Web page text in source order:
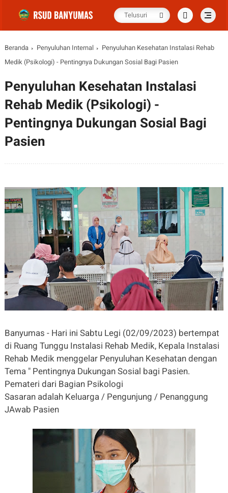
Beranda Penyuluhan Internal
Penyuluhan Kesehatan Instalasi Rehab
Medik (Psikologi) - Pentingnya Dukungan Sosial Bagi Pasien
Penyuluhan Kesehatan Instalasi
Rehab Medik (Psikologi) -
Pentingnya Dukungan Sosial Bagi
Pasien
Banyumas - Hari ini Sabtu Legi (02/09/2023) bertempat
di Ruang Tunggu Instalasi Rehab Medik, Kepala Instalasi
Rehab Medik menggelar Penyuluhan Kesehatan dengan
Tema " Pentingnya Dukungan Sosial bagi Pasien.
Pemateri dari Bagian Psikologi
Sasaran adalah Keluarga / Pengunjung / Penanggung
JAwab Pasien